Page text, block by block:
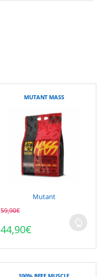
MUTANT MASS
Mutant
59,90€
44,90€
a
plusieurs
variations.